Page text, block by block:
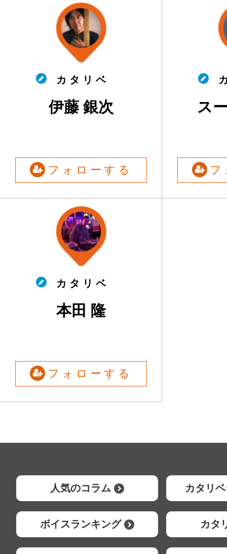
カ タ リ ベ
伊藤 銀次
フォローする
ス
カ タ リ ベ
本田 隆
フォローする
人気のコラム カタリ
ボイスランキング カタ